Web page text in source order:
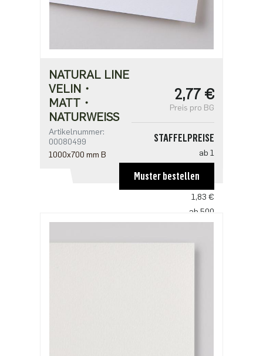
NATURAL LINE
VELIN・
MATT・
NATURWEISS
Artikelnummer:
00080499
1000x700 mm B
2,77 €
Preis pro BG
STAFFELPREISE
ab 1
ab 100
1,83 €
ab 500
ab 1000
Muster bestellen